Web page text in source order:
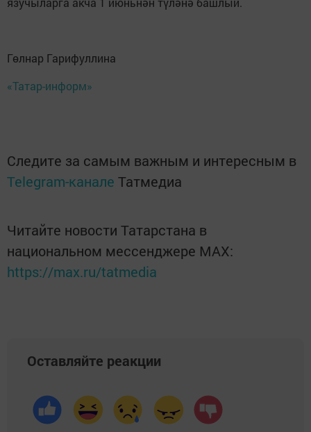
Гөлнар Гарифуллина
«Татар-информ»
Следите за самым важным и интересным в
Telegram-канале Татмедиа
Читайте новости Татарстана в
национальном мессенджере MАХ:
https://max.ru/tatmedia
Оставляйте реакции